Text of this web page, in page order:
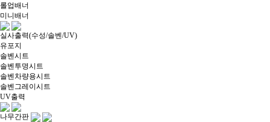
롤업배너
미니배너
실사출력(수성/솔벤/UV)
유포지
솔벤시트
솔벤투명시트
솔벤차량용시트
솔벤그레이시트
UV출력
나무간판